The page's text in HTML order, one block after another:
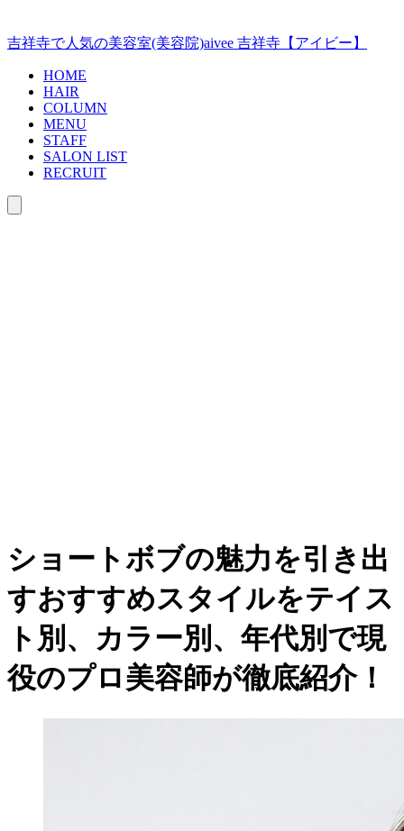
ン
テ
吉祥寺で人気の美容室(美容院)aivee 吉祥寺【アイビー】
HOME
HAIR
COLUMN
MENU
STAFF
SALON LIST
RECRUIT
ショートボブの魅力を引き出
すおすすめスタイルをテイス
ト別、カラー別、年代別で現
役のプロ美容師が徹底紹介！